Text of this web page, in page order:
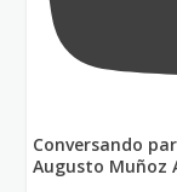
Conversando
Augusto Muñoz